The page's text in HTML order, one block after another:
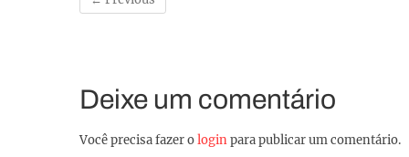
Deixe um comentário
Você precisa fazer ologinpara publicar um comentário.